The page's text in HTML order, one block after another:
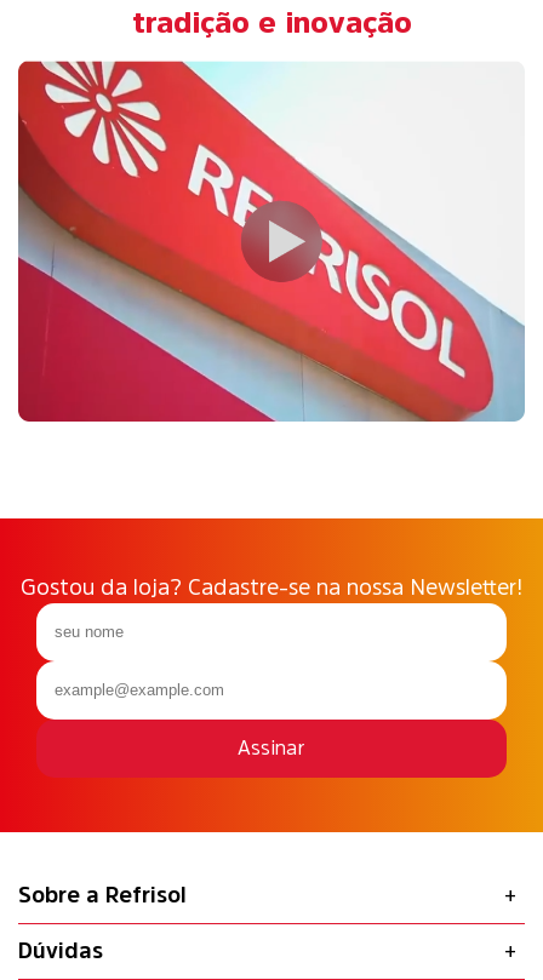
tradição e inovação
Gostou da loja? Cadastre-se na nossa Newsletter!
Assinar
Sobre a Refrisol
Dúvidas